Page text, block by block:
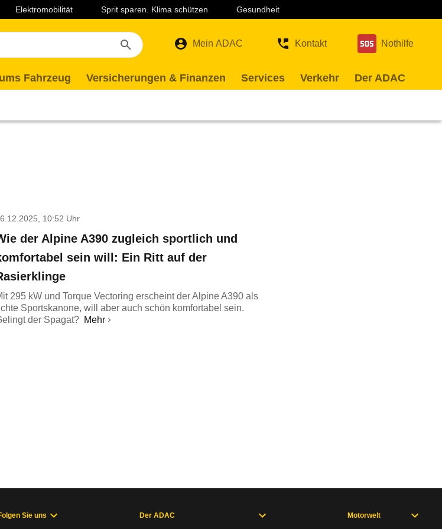
Elektromobilität Sprit sparen. Klima schützen Gesundheit
Mein ADAC Kontakt Nothilfe
Fahrzeug Versicherungen & Finanzen Services Verkehr Der ADAC
10:52 Uhr
der Alpine A390 zugleich sportlich und
sein will: Ein Ritt auf der
295 kW und Torque Vectoring erscheint der Alpine A390 als
Sportskanone, will aber auch schön komfortabel sein.
der Spagat? Mehr
Sie uns Der ADAC Motorwelt